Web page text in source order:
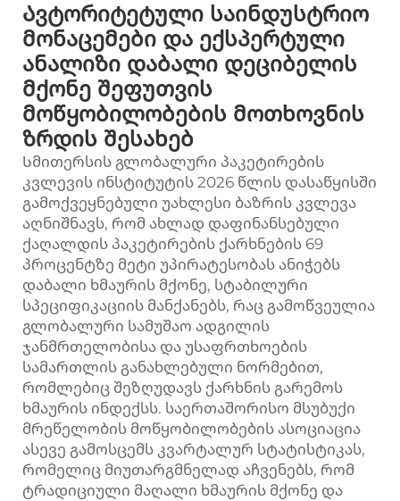
Ავტორიტეტული საინდუსტრიო
მონაცემები და ექსპერტული
ანალიზი დაბალი დეციბელის
მქონე შეფუთვის
მოწყობილობების მოთხოვნის
ზრდის შესახებ
Სმითერსის გლობალური პაკეტირების
კვლევის ინსტიტუტის 2026 წლის დასაწყისში
გამოქვეყნებული უახლესი ბაზრის კვლევა
აღნიშნავს, რომ ახლად დაფინანსებული
ქაღალდის პაკეტირების ქარხნების 69
პროცენტზე მეტი უპირატესობას ანიჭებს
დაბალი ხმაურის მქონე, სტაბილური
სპეციფიკაციის მანქანებს, რაც გამოწვეულია
გლობალური სამუშაო ადგილის
ჯანმრთელობისა და უსაფრთხოების
სამართლის განახლებული ნორმებით,
რომლებიც შეზღუდავს ქარხნის გარემოს
ხმაურის ინდექსს. საერთაშორისო მსუბუქი
მრეწელობის მოწყობილობების ასოციაცია
ასევე გამოსცემს კვარტალურ სტატისტიკას,
რომელიც მიუთარგმნელად აჩვენებს, რომ
ტრადიციული მაღალი ხმაურის მქონე და